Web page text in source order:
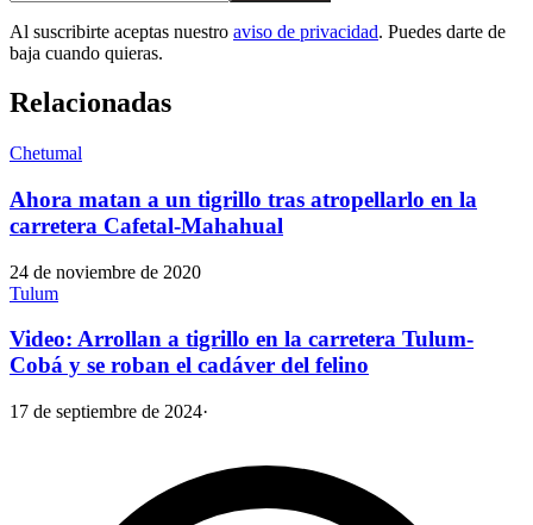
Al suscribirte aceptas nuestro aviso de privacidad. Puedes darte de
baja cuando quieras.
Relacionadas
Chetumal
Ahora matan a un tigrillo tras atropellarlo en la
carretera Cafetal-Mahahual
24 de noviembre de 2020
Tulum
Video: Arrollan a tigrillo en la carretera Tulum-
Cobá y se roban el cadáver del felino
17 de septiembre de 2024·